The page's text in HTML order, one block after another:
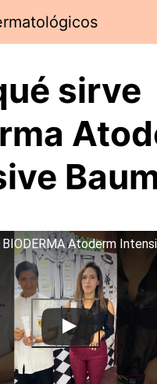
sirve
Atoderm